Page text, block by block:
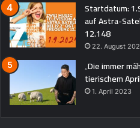
Startdatum:
auf Astra-
12.148
22. August
„Die immer
tierischem
1. April 2023